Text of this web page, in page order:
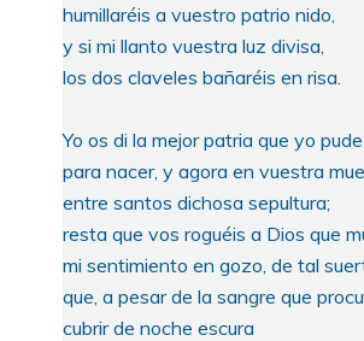
humillaréis a vuestro patrio nido,
y si mi llanto vuestra luz divisa,
los dos claveles bañaréis en risa.
Yo os di la mejor patria que yo pude
para nacer, y agora en vuestra
entre santos dichosa sepultura;
resta que vos roguéis a Dios que
mi sentimiento en gozo, de tal
que, a pesar de la sangre que
cubrir de noche escura